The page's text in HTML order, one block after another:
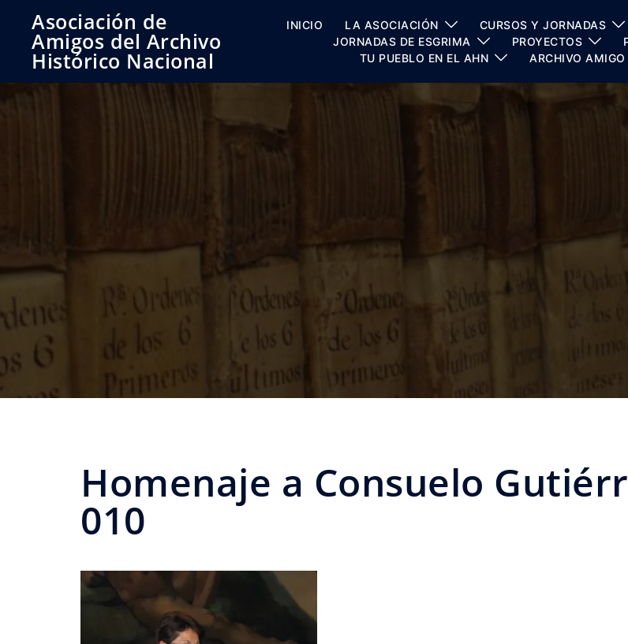
contenido
Asociación de
Amigos del Archivo
Histórico Nacional
INICIO LA ASOCIACIÓN CURSOS Y JORNADAS
JORNADAS DE ESGRIMA
PROYECTOS
TU PUEBLO EN EL AHN
ARCHIVO AMIGO
Homenaje a Consuelo
010